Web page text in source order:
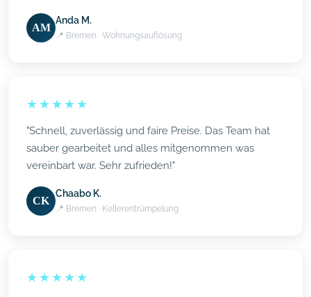
AM
Anda M.
📍 Bremen · Wohnungsauflösung
★★★★★
"Schnell, zuverlässig und faire Preise. Das Team hat
sauber gearbeitet und alles mitgenommen was
vereinbart war. Sehr zufrieden!"
CK
Chaabo K.
📍 Bremen · Kellerentrümpelung
★★★★★